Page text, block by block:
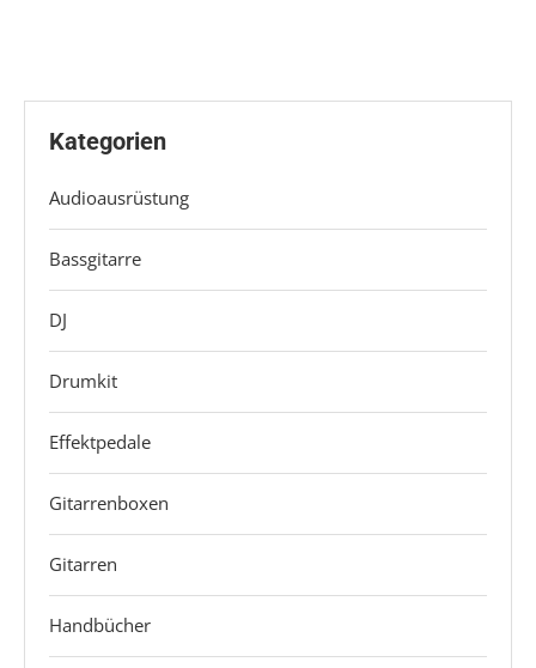
Kategorien
Audioausrüstung
Bassgitarre
DJ
Drumkit
Effektpedale
Gitarrenboxen
Gitarren
Handbücher